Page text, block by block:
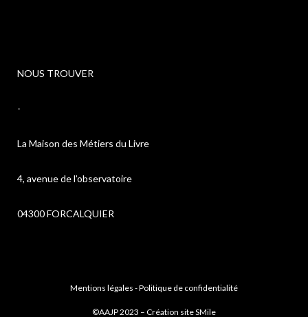
NOUS TROUVER
-
La Maison des Métiers du Livre
4, avenue de l’observatoire
04300 FORCALQUIER
Mentions légales -Politique de confidentialité
©AAJP 2023 – Création siteSMile